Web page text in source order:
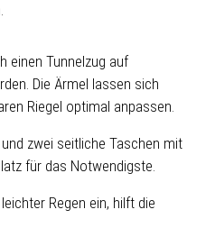
einen Tunnelzug auf
Die Ärmel lassen sich
Riegel optimal anpassen.
zwei seitliche Taschen mit
für das Notwendigste.
Regen ein, hilft die